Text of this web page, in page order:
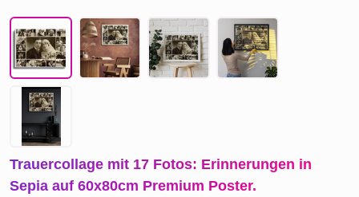
Trauercollage mit 17 Fotos: Erinnerungen in
Sepia auf 60x80cm Premium Poster.